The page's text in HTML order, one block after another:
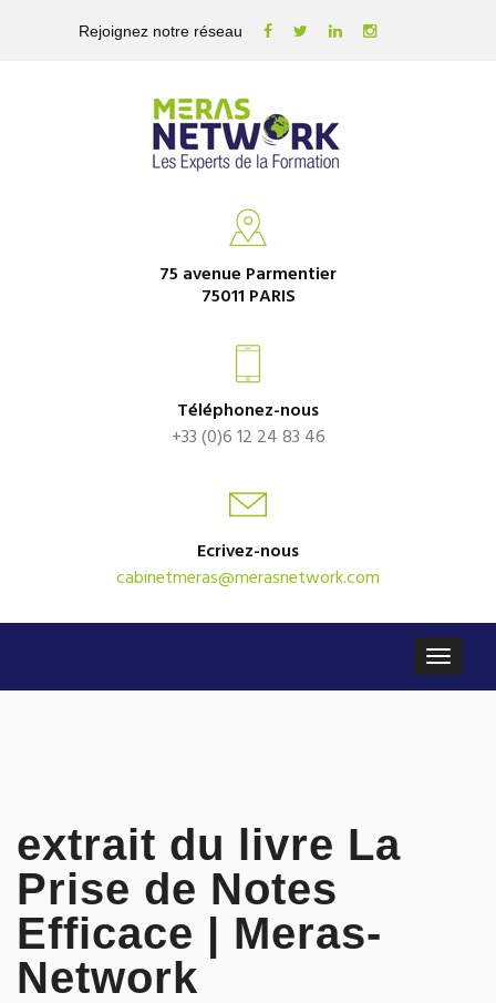
Rejoignez notre réseau
75 avenue Parmentier
75011 PARIS
Téléphonez-nous
+33 (0)6 12 24 83 46
Ecrivez-nous
cabinetmeras@merasnetwork.com
extrait du livre La
Prise de Notes
Efficace | Meras-
Network